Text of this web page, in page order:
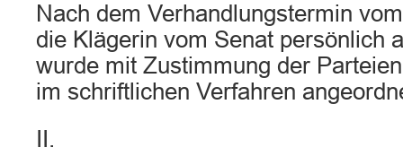
Nach dem Verhandlungstermin
die Klägerin vom Senat persönlich
wurde mit Zustimmung der
im schriftlichen Verfahren
II.